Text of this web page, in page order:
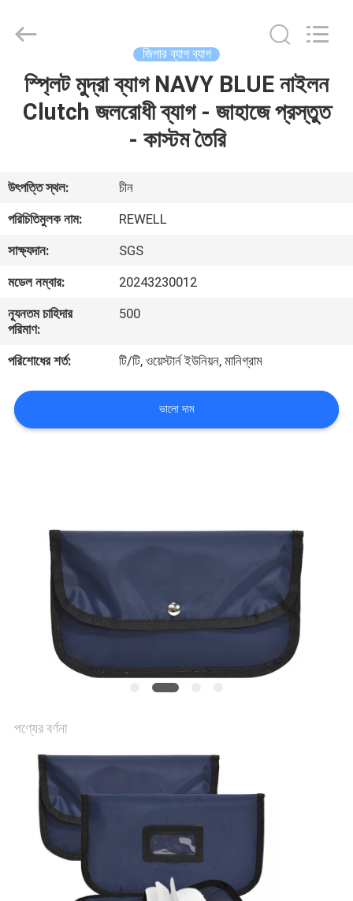
বাড়ি
আমাদের
সম্পর্কে
কারখানা
ভ্রমণ
নিয়ন্ত্রণ
সাইট
POLICY
Rights
জিপার ব্যাগ ব্যাগ
স্প্লিট মুদ্রা ব্যাগ NAVY BLUE নাইলন
Clutch জলরোধী ব্যাগ - জাহাজে প্রস্তুত
- কাস্টম তৈরি
উৎপত্তি স্থল:
চীন
পরিচিতিমুলক নাম:
REWELL
সাক্ষ্যদান:
SGS
মডেল নম্বার:
20243230012
ন্যূনতম চাহিদার
পরিমাণ:
500
পরিশোধের শর্ত: টি/টি, ওয়েস্টার্ন ইউনিয়ন, মানিগ্রাম
ভালো দাম
পণ্যের বর্ণনা